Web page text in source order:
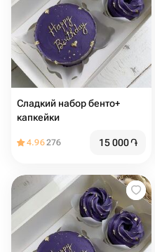
Сладкий набор бенто+
капкейки
4.96276 15 000֏